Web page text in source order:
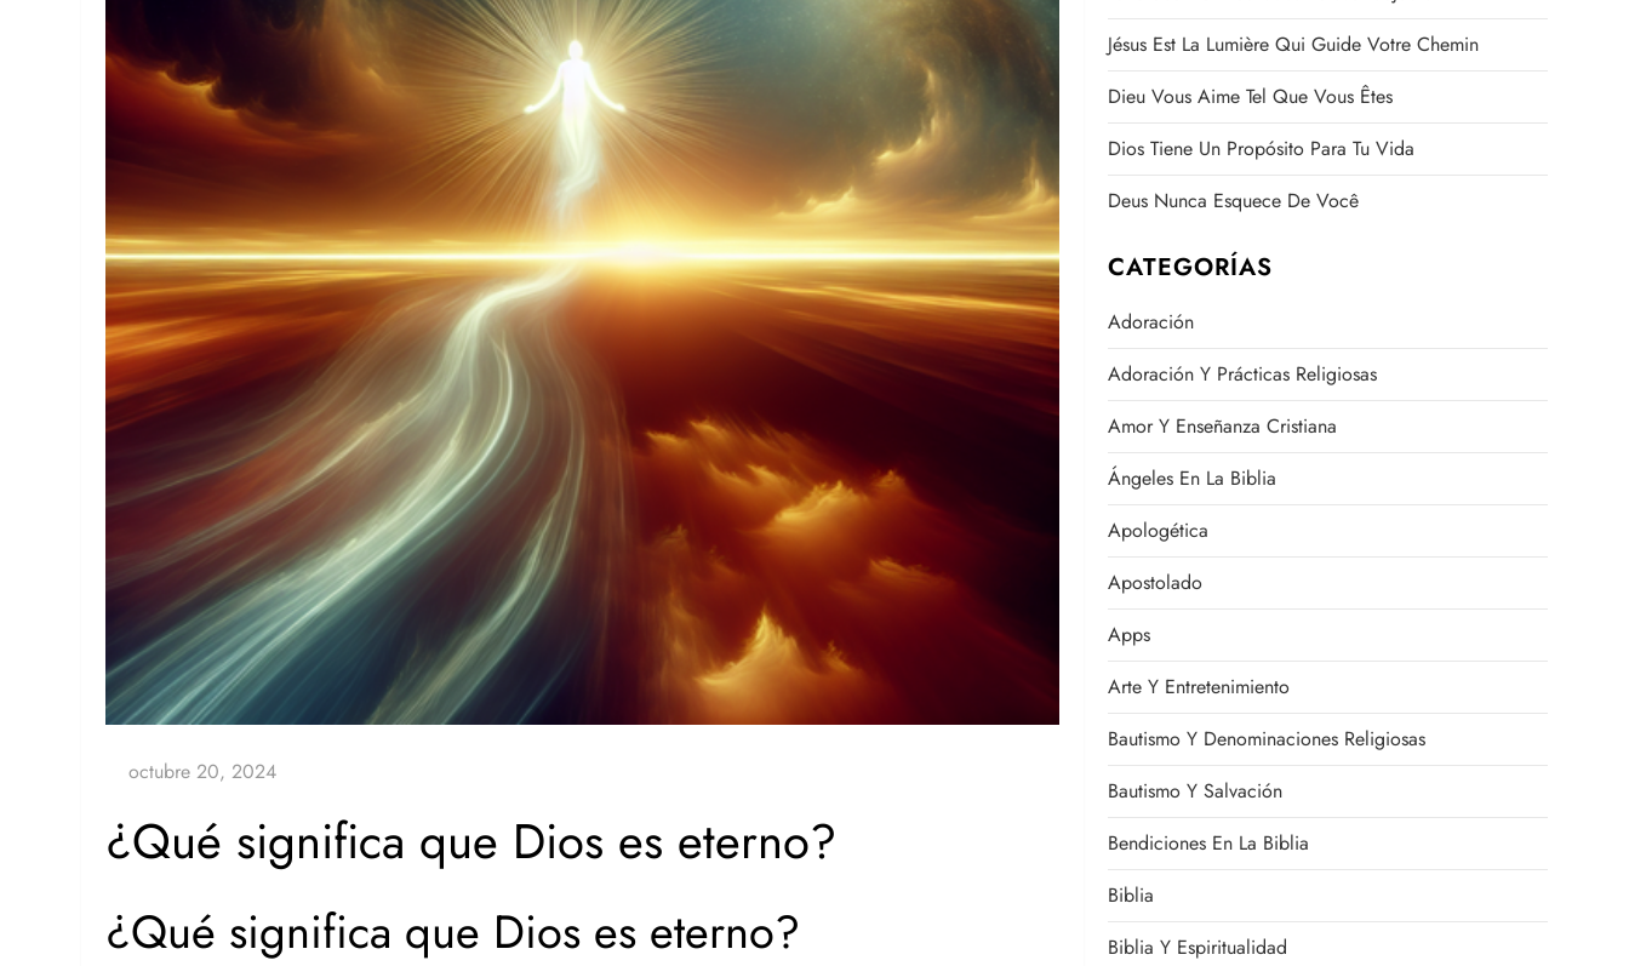
¿Qué significa que Dios es eterno?
¿Qué significa que Dios es eterno?
Jésus Est La Lumière Qui Guide Votre Chemin
Dieu Vous Aime Tel Que Vous Êtes
Dios Tiene Un Propósito Para Tu Vida
Deus Nunca Esquece De Você
CATEGORÍAS
Adoración
Adoración Y Prácticas Religiosas
Amor Y Enseñanza Cristiana
Ángeles En La Biblia
Apologética
Apostolado
Apps
Arte Y Entretenimiento
Bautismo Y Denominaciones Religiosas
Bautismo Y Salvación
Bendiciones En La Biblia
Biblia
Biblia Y Espiritualidad